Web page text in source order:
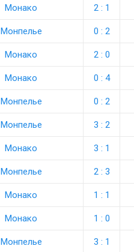
Монако 2 : 1
Монпелье 0 : 2
Монако 2 : 0
Монако 0 : 4
Монпелье 0 : 2
Монпелье 3 : 2
Монако 3 : 1
Монпелье 2 : 3
Монако 1 : 1
Монако 1 : 0
Монпелье 3 : 1